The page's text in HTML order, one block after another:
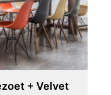
+ Velvet